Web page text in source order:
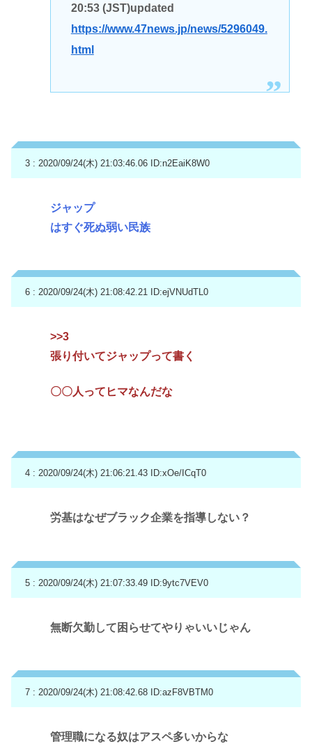
20:53 (JST)updated
https://www.47news.jp/news/5296049.
html
3 : 2020/09/24(木) 21:03:46.06 ID:n2EaiK8W0
ジャップ
はすぐ死ぬ弱い民族
6 : 2020/09/24(木) 21:08:42.21 ID:ejVNUdTL0
>>3
張り付いてジャップって書く
〇〇人ってヒマなんだな
4 : 2020/09/24(木) 21:06:21.43 ID:xOe/ICqT0
労基はなぜブラック企業を指導しない？
5 : 2020/09/24(木) 21:07:33.49 ID:9ytc7VEV0
無断欠勤して困らせてやりゃいいじゃん
7 : 2020/09/24(木) 21:08:42.68 ID:azF8VBTM0
管理職になる奴はアスペ多いからな